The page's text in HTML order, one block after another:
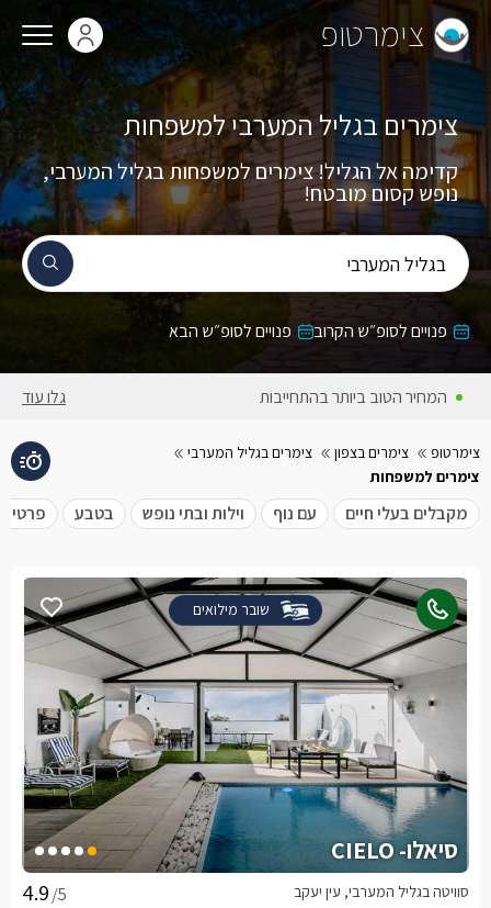
צימרטופ
בגליל המערבי
צימרים בגליל המערבי למשפחות
קדימה אל הגליל! צימרים למשפחות בגליל המערבי,
נופש קסום מובטח!
פנויים לסופ״ש הקרוב פנויים לסופ״ש הבא
המחירים באתר כוללים מע״מ גלו עוד
צימרטופ צימרים בצפון
צימרים בגליל המערבי
צימרים למשפחות
מקבלים בעלי חיים עם נוף וילות ובתי נופש בטבע
שובר מילואים
סיאלו- CIELO
/5 סוויטה בגליל המערבי, עין יעקב